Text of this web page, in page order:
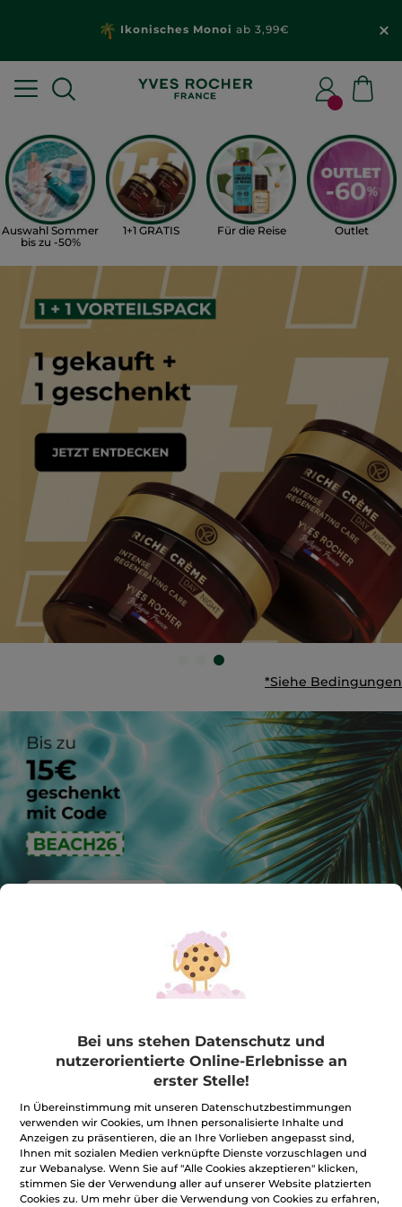
Ikonisches Monoi ab 3,99€
Auswahl Sommer
bis zu -50%
1+1 GRATIS Für die Reise Outlet
*Siehe Bedingungen
BESTSELLER IM SOMMER
-50%
Kühlendes Fußgel
zur Beruhigung
Tube 75 ml
BESTSELLER
Entspannendes
Kälte-Gel Leichte
Beine
Flakon 200 ml
Tag und
Hydra
Plump
Tiegel 75 ml
Bei uns stehen Datenschutz und
nutzerorientierte Online-Erlebnisse an
erster Stelle!
In Übereinstimmung mit unseren Datenschutzbestimmungen
verwenden wir Cookies, um Ihnen personalisierte Inhalte und
Anzeigen zu präsentieren, die an Ihre Vorlieben angepasst sind,
Ihnen mit sozialen Medien verknüpfte Dienste vorzuschlagen und
zur Webanalyse. Wenn Sie auf "Alle Cookies akzeptieren" klicken,
stimmen Sie der Verwendung aller auf unserer Website platzierten
Cookies zu. Um mehr über die Verwendung von Cookies zu erfahren,